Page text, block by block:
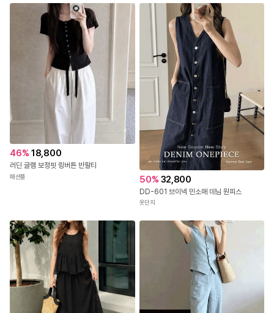
46% 18,800
러딘 글램 보정핏 링버튼 반팔티
패션풀 50% 32,800
DD-601 브이넥 민소매 데님 원피스
옷단지